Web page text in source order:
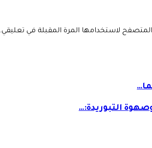
المتصفح لاستخدامها المرة المقبلة في تعليقي.